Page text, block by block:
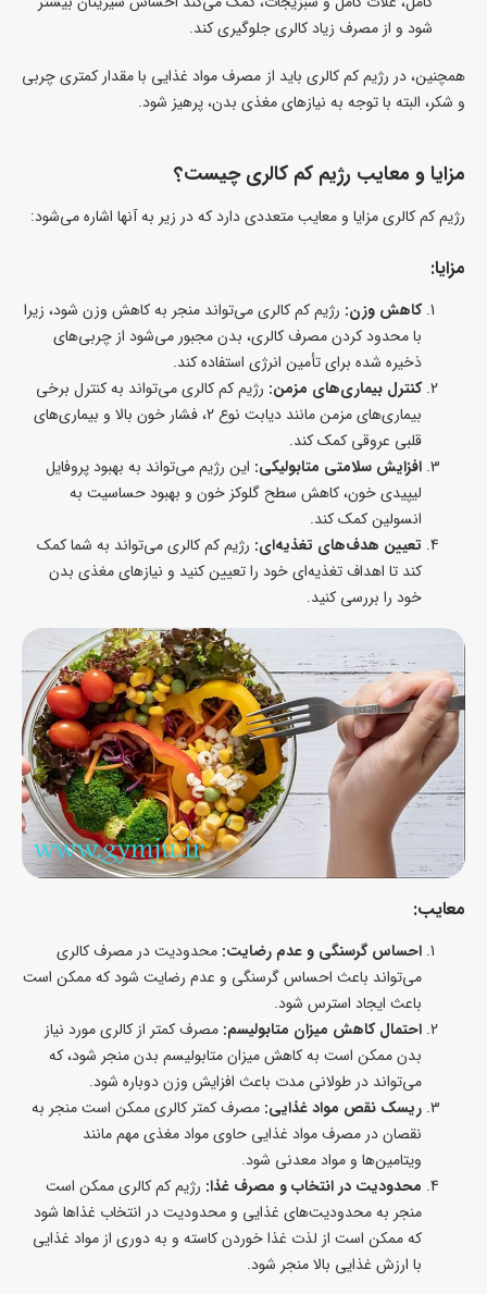
شود و از مصرف زیاد کالری جلوگیری کند.
همچنین، در رژیم کم کالری باید از مصرف مواد غذایی با مقدار کمتری چربی
و شکر، البته با توجه به نیازهای مغذی بدن، پرهیز شود.
مزایا و معایب رژیم کم کالری چیست؟
رژیم کم کالری مزایا و معایب متعددی دارد که در زیر به آنها اشاره می‌شود:
مزایا:
کاهش وزن: رژیم کم کالری می‌تواند منجر به کاهش وزن شود، زیرا
با محدود کردن مصرف کالری، بدن مجبور می‌شود از چربی‌های
ذخیره شده برای تأمین انرژی استفاده کند.
کنترل بیماری‌های مزمن: رژیم کم کالری می‌تواند به کنترل برخی
بیماری‌های مزمن مانند دیابت نوع 2، فشار خون بالا و بیماری‌های
قلبی عروقی کمک کند.
افزایش سلامتی متابولیکی: این رژیم می‌تواند به بهبود پروفایل
لیپیدی خون، کاهش سطح گلوکز خون و بهبود حساسیت به
انسولین کمک کند.
تعیین هدف‌های تغذیه‌ای: رژیم کم کالری می‌تواند به شما کمک
کند تا اهداف تغذیه‌ای خود را تعیین کنید و نیازهای مغذی بدن
خود را بررسی کنید.
معایب:
احساس گرسنگی و عدم رضایت: محدودیت در مصرف کالری
می‌تواند باعث احساس گرسنگی و عدم رضایت شود که ممکن است
باعث ایجاد استرس شود.
احتمال کاهش میزان متابولیسم: مصرف کمتر از کالری مورد نیاز
بدن ممکن است به کاهش میزان متابولیسم بدن منجر شود، که
می‌تواند در طولانی مدت باعث افزایش وزن دوباره شود.
ریسک نقص مواد غذایی: مصرف کمتر کالری ممکن است منجر به
نقصان در مصرف مواد غذایی حاوی مواد مغذی مهم مانند
ویتامین‌ها و مواد معدنی شود.
محدودیت در انتخاب و مصرف غذا: رژیم کم کالری ممکن است
منجر به محدودیت‌های غذایی و محدودیت در انتخاب غذاها شود
که ممکن است از لذت غذا خوردن کاسته و به دوری از مواد غذایی
با ارزش غذایی بالا منجر شود.